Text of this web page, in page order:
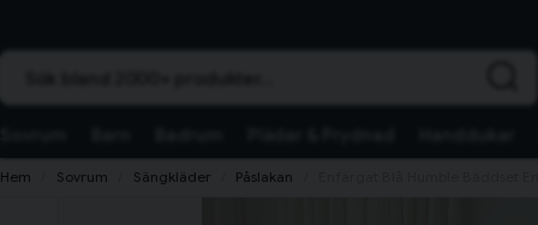
Hem Sovrum Sängkläder Påslakan